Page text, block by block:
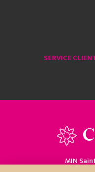
SERVICE
MIN